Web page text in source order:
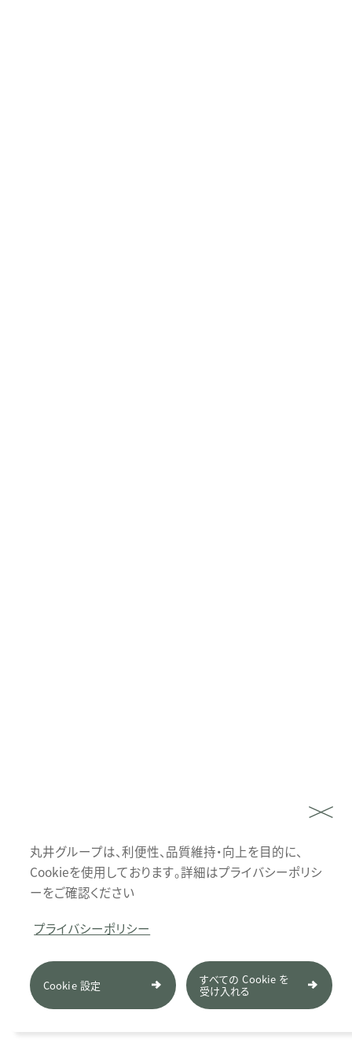
丸井グループは、利便性、品質維持・向上を目的に、
Cookieを使用しております。詳細はプライバシーポリシ
ーをご確認ください
プライバシーポリシー
Cookie 設定 すべての Cookie を
受け入れる